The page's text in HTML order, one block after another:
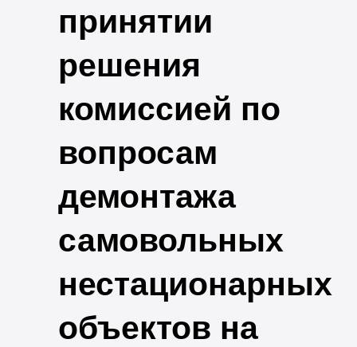
принятии
решения
комиссией по
вопросам
демонтажа
самовольных
нестационарных
объектов на